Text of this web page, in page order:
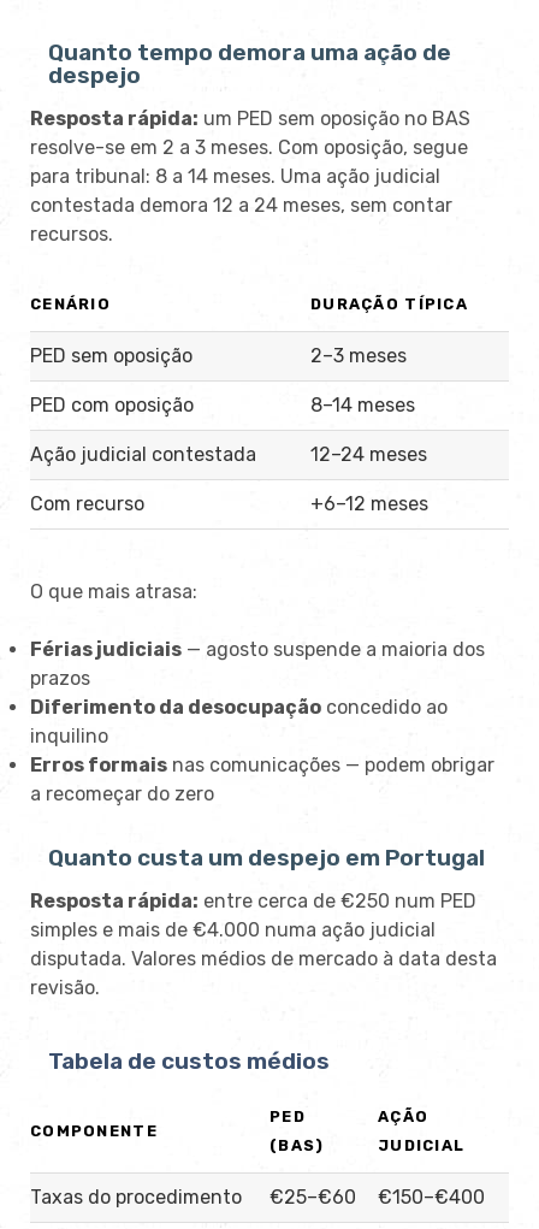
Quanto tempo demora uma ação de
despejo
Resposta rápida: um PED sem oposição no BAS
resolve-se em 2 a 3 meses. Com oposição, segue
para tribunal: 8 a 14 meses. Uma ação judicial
contestada demora 12 a 24 meses, sem contar
recursos.
CENÁRIO DURAÇÃO TÍPICA
PED sem oposição 2–3 meses
PED com oposição 8–14 meses
Ação judicial contestada 12–24 meses
Com recurso +6–12 meses
O que mais atrasa:
Férias judiciais — agosto suspende a maioria dos
prazos
Diferimento da desocupação concedido ao
inquilino
Erros formais nas comunicações — podem obrigar
a recomeçar do zero
Quanto custa um despejo em Portugal
Resposta rápida: entre cerca de €250 num PED
simples e mais de €4.000 numa ação judicial
disputada. Valores médios de mercado à data desta
revisão.
Tabela de custos médios
COMPONENTE
PED
(BAS)
AÇÃO
JUDICIAL
Taxas do procedimento €25–€60 €150–€400